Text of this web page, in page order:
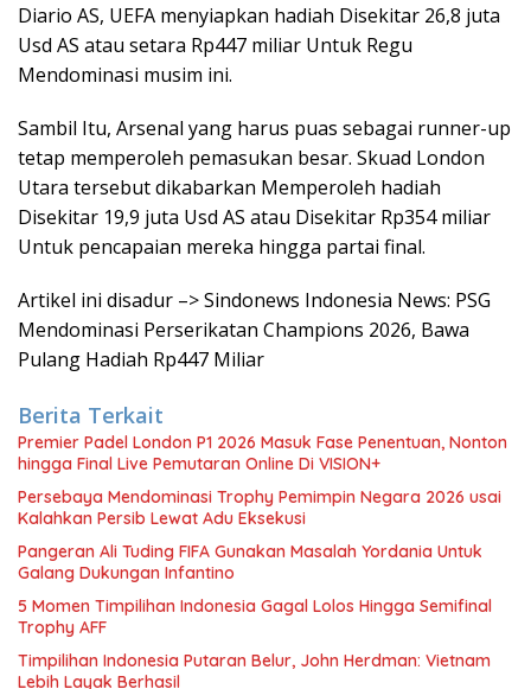
Diario AS, UEFA menyiapkan hadiah Disekitar 26,8 juta
Usd AS atau setara Rp447 miliar Untuk Regu
Mendominasi musim ini.
Sambil Itu, Arsenal yang harus puas sebagai runner-up
tetap memperoleh pemasukan besar. Skuad London
Utara tersebut dikabarkan Memperoleh hadiah
Disekitar 19,9 juta Usd AS atau Disekitar Rp354 miliar
Untuk pencapaian mereka hingga partai final.
Artikel ini disadur –> Sindonews Indonesia News: PSG
Mendominasi Perserikatan Champions 2026, Bawa
Pulang Hadiah Rp447 Miliar
Berita Terkait
Premier Padel London P1 2026 Masuk Fase Penentuan, Nonton
hingga Final Live Pemutaran Online Di VISION+
Persebaya Mendominasi Trophy Pemimpin Negara 2026 usai
Kalahkan Persib Lewat Adu Eksekusi
Pangeran Ali Tuding FIFA Gunakan Masalah Yordania Untuk
Galang Dukungan Infantino
5 Momen Timpilihan Indonesia Gagal Lolos Hingga Semifinal
Trophy AFF
Timpilihan Indonesia Putaran Belur, John Herdman: Vietnam
Lebih Layak Berhasil